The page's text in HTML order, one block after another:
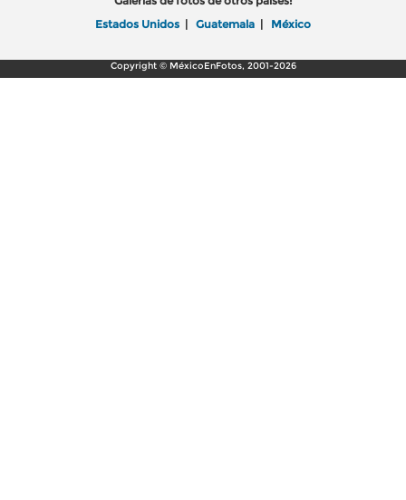
Estados Unidos | Guatemala | México
Copyright © MéxicoEnFotos, 2001-2026